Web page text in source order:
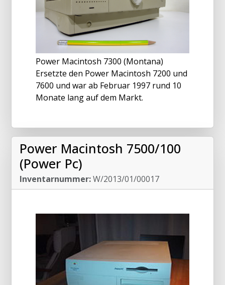
Power Macintosh 7300 (Montana)
Ersetzte den Power Macintosh 7200 und
7600 und war ab Februar 1997 rund 10
Monate lang auf dem Markt.
Power Macintosh 7500/100
(Power Pc)
Inventarnummer:W/2013/01/00017